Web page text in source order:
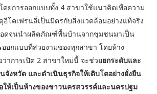
ดยการออกแบบทั้ง 4 สาขาใช้แนวคิดเพื่อความ
อีโคเฟรนลี่เป็นมิตรกับสิ่งแวดล้อมอย่างแท้จริง
อดจนนำผลิตภัณฑ์พื้นบ้านจากชุมชนมาเป็น
อกแบบที่สวยงามของทุกสาขา โดยห้าง
ว่าการเปิด 2 สาขาใหม่นี้ จะช่วยยกระดับและ
จังหวัด และดำเนินธุรกิจให้เติบโตอย่างยั่งยืน
ห้เป็นห้างของชาวนครสวรรค์และนครปฐม